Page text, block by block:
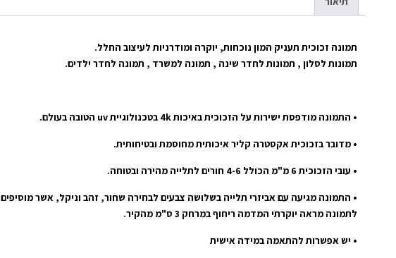
תמונה זכוכית תעניק המון נוכחות, יוקרה ומודרניות לעיצוב החלל.
תמונות לסלון , תמונות לחדר שינה , תמונה למשרד , תמונה לחדר ילדים.
• התמונה מודפסת ישירות על הזכוכית באיכות 4k בטכנולוגיית uv הטובה בעולם.
• מדובר בזכוכית אקסטרה קליר איכותית מחוסמת ובטיחותית.
• עובי הזכוכית 6 מ"מ הכולל 4-6 חורים לתלייה מהירה ובטוחה.
• התמונה מגיעה עם אביזרי תלייה בשלושה צבעים לבחירה שחור, זהב וניקל, אשר מוסיפים
לתמונה מראה יוקרתי המדמה ריחוף במרחק 3 ס"מ מהקיר.
• יש אפשרות להתאמה במידה אישית